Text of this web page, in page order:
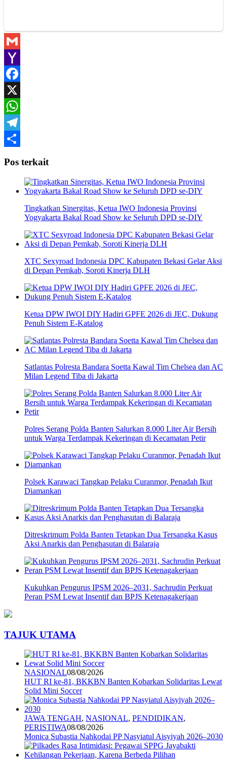
Gmail
Yahoo
Mail
Facebook
X
WhatsApp
Telegram
Pos terkait
Tingkatkan Sinergitas, Ketua IWO Indonesia Provinsi
Yogyakarta Bakal Road Show ke Seluruh DPD se-DIY
XTC Sexyroad Indonesia DPC Kabupaten Bekasi Gelar Aksi
di Depan Pemkab, Soroti Kinerja DLH
Ketua DPW IWOI DIY Hadiri GPFE 2026 di JEC, Dukung
Penuh Sistem E-Katalog
Satlantas Polresta Bandara Soetta Kawal Tim Chelsea dan AC
Milan Legend Tiba di Jakarta
Polres Serang Polda Banten Salurkan 8.000 Liter Air Bersih
untuk Warga Terdampak Kekeringan di Kecamatan Petir
Polsek Karawaci Tangkap Pelaku Curanmor, Penadah Ikut
Diamankan
Ditreskrimum Polda Banten Tetapkan Dua Tersangka Kasus
Aksi Anarkis dan Penghasutan di Balaraja
Kukuhkan Pengurus IPSM 2026–2031, Sachrudin Perkuat
Peran PSM Lewat Insentif dan BPJS Ketenagakerjaan
TAJUK UTAMA
NASIONAL08/08/2026
HUT RI ke-81, BKKBN Banten Kobarkan Solidaritas Lewat
Solid Mini Soccer
JAWA TENGAH, NASIONAL, PENDIDIKAN,
PERISTIWA08/08/2026
Monica Subastia Nahkodai PP Nasyiatul Aisyiyah 2026–2030